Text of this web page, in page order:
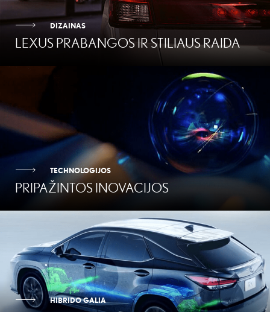
DIZAINAS
LEXUS PRABANGOS IR STILIAUS RAIDA
TECHNOLOGIJOS
PRIPAŽINTOS INOVACIJOS
HIBRIDO GALIA